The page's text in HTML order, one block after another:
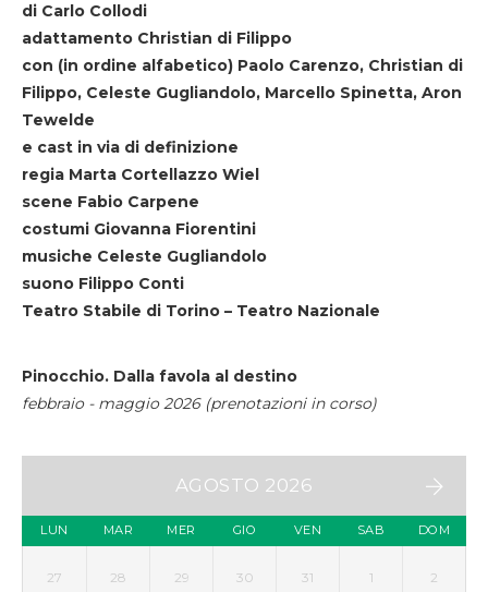
di Carlo Collodi
adattamento Christian di Filippo
con (in ordine alfabetico) Paolo Carenzo, Christian di
Filippo, Celeste Gugliandolo, Marcello Spinetta, Aron
Tewelde
e cast in via di definizione
regia Marta Cortellazzo Wiel
scene Fabio Carpene
costumi Giovanna Fiorentini
musiche Celeste Gugliandolo
suono Filippo Conti
Teatro Stabile di Torino – Teatro Nazionale
Pinocchio. Dalla favola al destino
febbraio - maggio 2026 (prenotazioni in corso)
AGOSTO 2026
LUN MAR MER GIO VEN SAB DOM
27 28 29 30 31 1 2